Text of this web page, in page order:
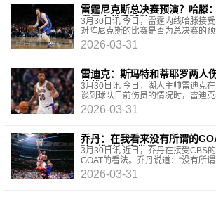
雷霆尼克斯总决赛预演？哈滕
们是支优秀球队
3月30日讯 今日，雷霆内线哈滕接
对阵尼克斯的比赛是否为总决赛的
得你们不应该看得太远。总的来看，
2026-03-31
雷迪克：斯玛特和蒂耶罗两人
的状态
3月30日讯 今日，湖人主帅雷迪克
谈到球队目前伤员的情况时，雷迪
耶罗两人都是处于每日观察的状态。
2026-03-31
乔丹：在我看来没有所谓的
验&推动比赛发展
3月30日讯 近日，乔丹在接受CBS
GOAT的看法。乔丹说道：“没有所
我们只是从其他人、其他运动员身上
2026-03-31